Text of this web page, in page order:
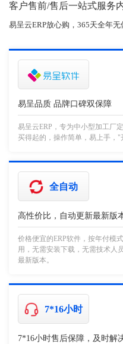
客户售前/售后一站式服务
易呈云ERP放心购，365天全年
易呈品质 品牌口碑双保障
易呈云ERP，专为中小型加工厂
买得起的，操作简单，易上手，"
全自动
高性价比，自动更新最新版
价格便宜的ERP软件，按年付模
用，无需安装下载，无需技术人
最新版本。
7*16小时
7*16小时售后保障，及时解